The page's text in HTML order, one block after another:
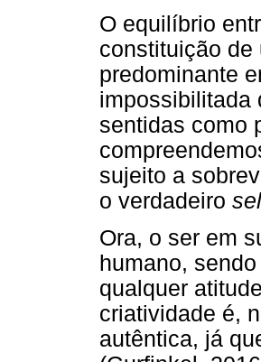
O equilíbrio
constituição de
predominante
impossibilitada
sentidas como
sujeito a
o verdadeiro
Ora, o ser em
humano,
qualquer
criatividade é,
autêntica, já